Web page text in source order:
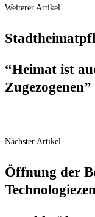
Weiterer Artikel
“Hei­mat ist
Zugezogenen”
Nächster Artikel
Öff­nung der